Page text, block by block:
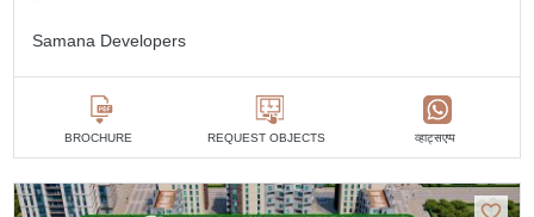
Samana Developers
BROCHURE REQUEST OBJECTS व्हाट्सएप्प